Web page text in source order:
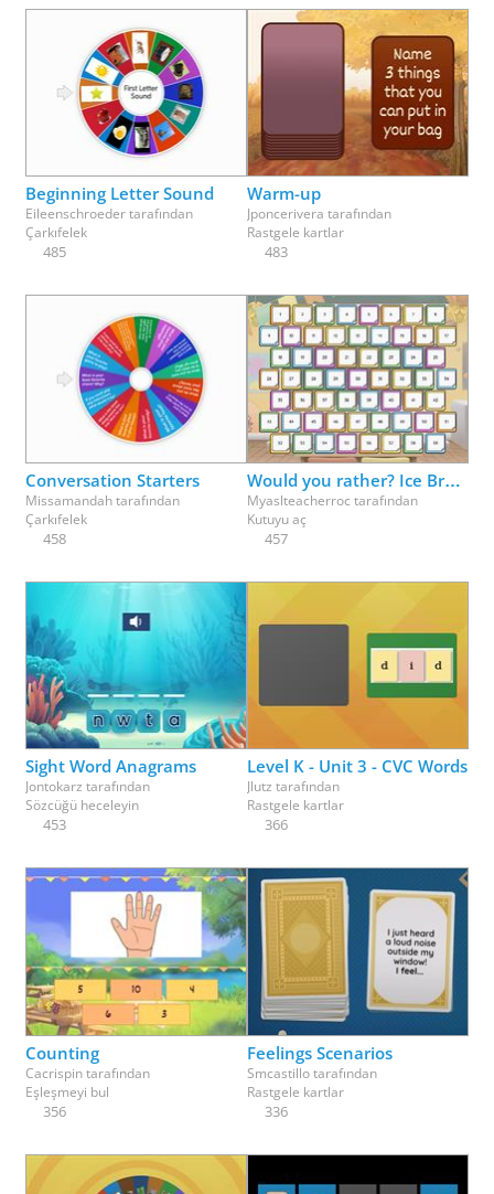
Beginning Letter Sound
Eileenschroedertarafından
Çarkıfelek
485
Warm-up
Jponcerivera tarafından
Rastgele kartlar
483
Conversation Starters
Missamandahtarafından
Çarkıfelek
458
Would you rather? Ice Breaker fun - pick a box
Myaslteacherroc tarafından
Kutuyu aç
457
Sight Word Anagrams
Jontokarz tarafından
Sözcüğü heceleyin
453
Level K - Unit 3 - CVC Words
Jlutz tarafından
Rastgele kartlar
366
Counting
Cacrispintarafından
Eşleşmeyi bul
356
Feelings Scenarios
Smcastillotarafından
Rastgele kartlar
336